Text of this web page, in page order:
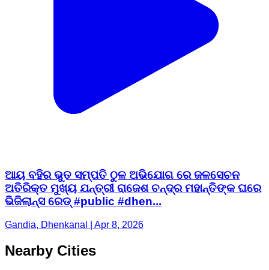
ଆୟ ବହିର ଭୁତ ସମ୍ପତି ଠୁଳ ଅଭିଯୋଗ ରେ ଜଳସେଚନ
ଅତିରିକ୍ତ ମୁଖ୍ୟ ଯନ୍ତ୍ରୀ ରାଜେଶ ଚନ୍ଦ୍ର ମହାନ୍ତିଙ୍କ ଘରେ
ଭିଜିଲାନ୍ସ ରେଡ୍ #public #dhen...
Gandia, Dhenkanal | Apr 8, 2026
Nearby Cities